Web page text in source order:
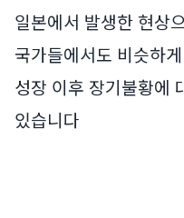
일본에서 발생한 현상
국가들에서도 비슷하
성장 이후 장기불황에
있습니다